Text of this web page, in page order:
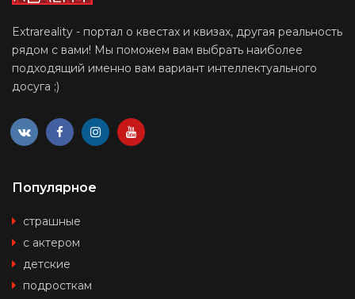
Extrareality - портал о квестах и квизах, другая реальность
рядом с вами! Мы поможем вам выбрать наиболее
подходящий именно вам вариант интеллектуального
досуга ;)
Популярное
страшные
с актером
детские
подросткам